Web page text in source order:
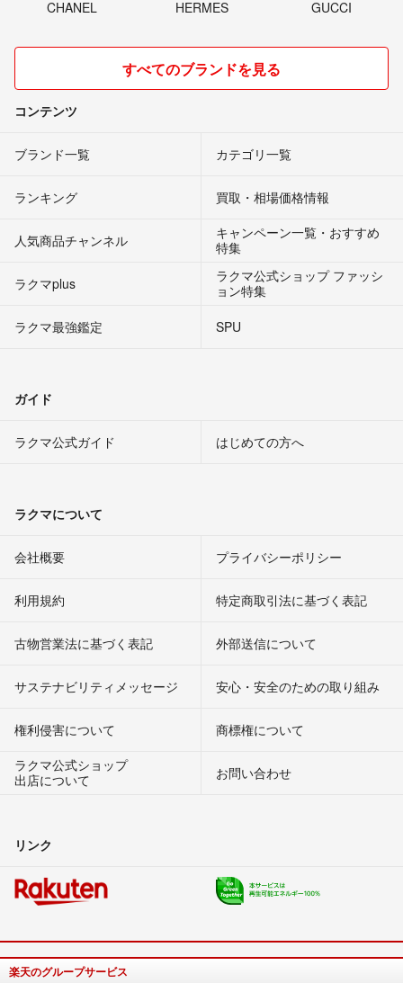
CHANEL HERMES GUCCI
すべてのブランドを見る
コンテンツ
ブランド一覧 カテゴリ一覧
ランキング 買取・相場価格情報
人気商品チャンネル
キャンペーン一覧・おすすめ
特集
ラクマplus
ラクマ公式ショップ ファッシ
ョン特集
ラクマ最強鑑定
SPU
ガイド
ラクマ公式ガイド はじめての方へ
ラクマについて
会社概要 プライバシーポリシー
利用規約 特定商取引法に基づく表記
古物営業法に基づく表記 外部送信について
サステナビリティメッセージ 安心・安全のための取り組み
権利侵害について
商標権について
ラクマ公式ショップ
出店について
お問い合わせ
リンク
楽天のグループサービス